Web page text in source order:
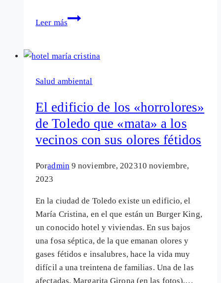
Leer más
El
los
«Me
de
mi
propia
Salud ambiental
El edificio de los «horrolores»
de Toledo que «mata» a los
vecinos con sus olores fétidos
Poradmin 9 noviembre, 202310 noviembre,
2023
En la ciudad de Toledo existe un edificio, el
María Cristina, en el que están un Burger King,
un conocido hotel y viviendas. En sus bajos
una fosa séptica, de la que emanan olores y
gases fétidos e insalubres, hace la vida muy
difícil a una treintena de familias. Una de las
afectadas, Margarita Girona (en las fotos),…